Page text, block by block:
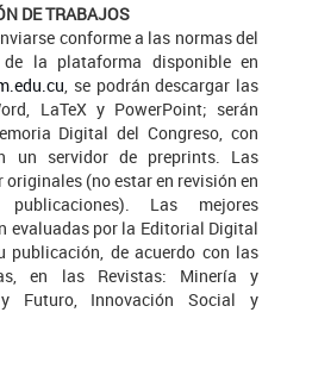
DE TRABAJOS
conforme a las normas del
la plataforma disponible en
, se podrán descargar las
LaTeX y PowerPoint; serán
Digital del Congreso, con
un servidor de preprints. Las
originales (no estar en revisión en
Las mejores
evaluadas por la Editorial Digital
publicación, de acuerdo con las
en las Revistas: Minería y
Futuro, Innovación Social y